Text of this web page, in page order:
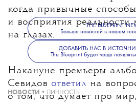
когда привычные
и восприятия реальности
на глазах.
Накануне премьеры
Севидов ответил на
о том, что думает про мир,
THE BLUEPRINT
Больше новостей в нашем
ДОБАВИТЬ НАС В
The Blueprint будет чаще
НОВОСТИ • ЛИЧНОСТЬ